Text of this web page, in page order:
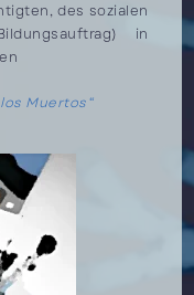
des sozialen
in
Muertos“